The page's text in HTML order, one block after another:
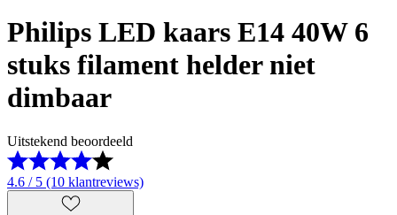
Philips LED kaars E14 40W 6
stuks filament helder niet
dimbaar
Uitstekend beoordeeld
4.6 / 5 (10 klantreviews)